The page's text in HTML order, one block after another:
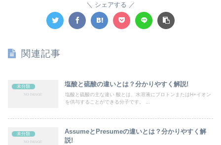
シェアする
関連記事
未分類 塩酸と硫酸の違いとは？分かりやすく解説!
塩酸と硫酸の主な違い 酸とは、水溶液にプロトンまたはH+イオン
を供与することができる分子です。 ...
未分類
AssumeとPresumeの違いとは？分かりやすく解
説!